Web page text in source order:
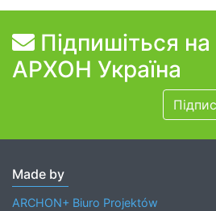
Підпишіться
АРХОН Україна
Made by
ARCHON+ Biuro Projektów